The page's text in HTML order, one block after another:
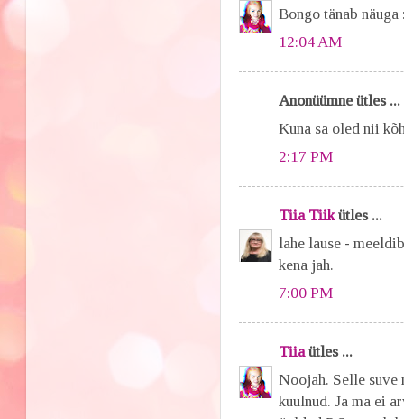
Bongo tänab
12:04 AM
Anonüümne ütles ...
Kuna sa oled nii
2:17 PM
Tiia Tiikütles ...
lahe lause -
kena jah.
7:00 PM
Tiiaütles ...
Noojah. Selle
kuulnud. Ja ma ei